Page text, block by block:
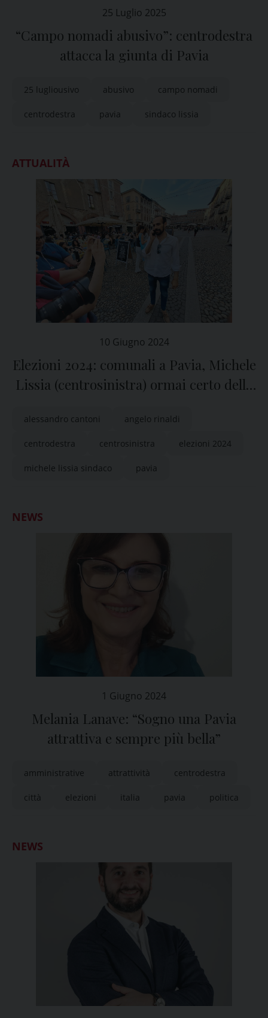
25 Luglio 2025
“Campo nomadi abusivo”: centrodestra
attacca la giunta di Pavia
25 lugliousivo abusivo campo nomadi
centrodestra pavia sindaco lissia
ATTUALITÀ
10 Giugno 2024
Elezioni 2024: comunali a Pavia, Michele
Lissia (centrosinistra) ormai certo della
alessandro cantoni angelo rinaldi
centrodestra centrosinistra elezioni 2024
michele lissia sindaco pavia
NEWS
1 Giugno 2024
Melania Lanave: “Sogno una Pavia
attrattiva e sempre più bella”
amministrative attrattività centrodestra
città elezioni italia pavia politica
NEWS